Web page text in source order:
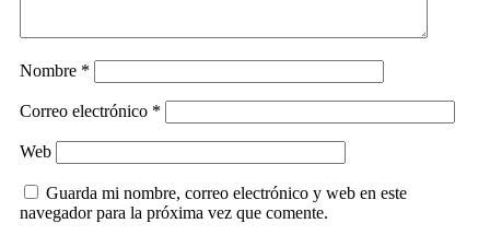
Nombre *
Correo electrónico *
Web
Guarda mi nombre, correo electrónico y web en este
navegador para la próxima vez que comente.